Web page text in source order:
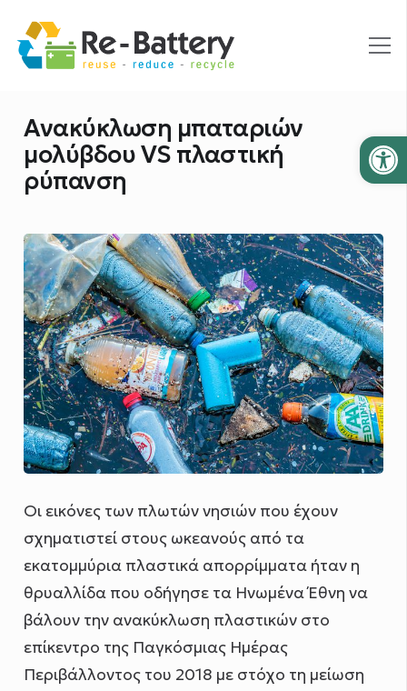
Ανακύκλωση μπαταριών
μολύβδου VS πλαστική
ρύπανση
Οι εικόνες των πλωτών νησιών που έχουν
σχηματιστεί στους ωκεανούς από τα
εκατομμύρια πλαστικά απορρίμματα ήταν η
θρυαλλίδα που οδήγησε τα Ηνωμένα Έθνη να
βάλουν την ανακύκλωση πλαστικών στο
επίκεντρο της Παγκόσμιας Ημέρας
Περιβάλλοντος του 2018 με στόχο τη μείωση